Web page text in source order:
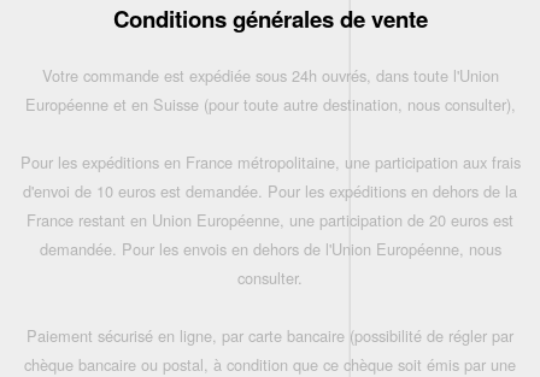
Conditions générales de vente
Votre commande est expédiée sous 24h ouvrés, dans toute l'Union
Européenne et en Suisse (pour toute autre destination, nous consulter),
Pour les expéditions en France métropolitaine, une participation aux frais
d'envoi de 10 euros est demandée. Pour les expéditions en dehors de la
France restant en Union Européenne, une participation de 20 euros est
demandée. Pour les envois en dehors de l'Union Européenne, nous
consulter.
Paiement sécurisé en ligne, par carte bancaire (possibilité de régler par
chèque bancaire ou postal, à condition que ce chèque soit émis par une